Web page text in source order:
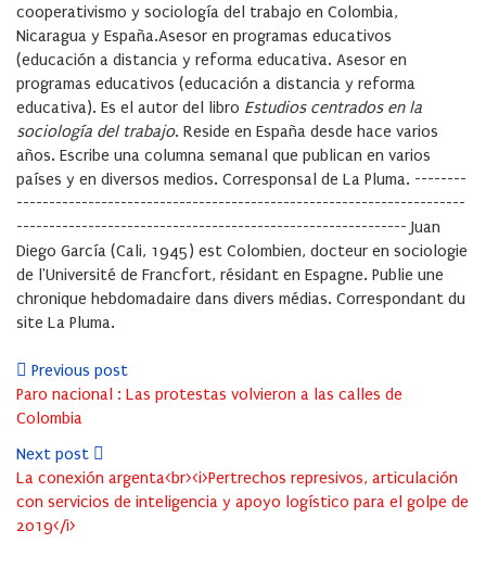
cooperativismo y sociología del trabajo en Colombia,
Nicaragua y España.Asesor en programas educativos
(educación a distancia y reforma educativa. Asesor en
programas educativos (educación a distancia y reforma
educativa). Es el autor del libro Estudios centrados en la
sociología del trabajo. Reside en España desde hace varios
años. Escribe una columna semanal que publican en varios
países y en diversos medios. Corresponsal de La Pluma. --------
---------------------------------------------------------------------
------------------------------------------------------------ Juan
Diego García (Cali, 1945) est Colombien, docteur en sociologie
de l'Université de Francfort, résidant en Espagne. Publie une
chronique hebdomadaire dans divers médias. Correspondant du
site La Pluma.
Previous post
Paro nacional : Las protestas volvieron a las calles de
Colombia
Next post
La conexión argenta<br><i>Pertrechos represivos, articulación
con servicios de inteligencia y apoyo logístico para el golpe de
2019</i>